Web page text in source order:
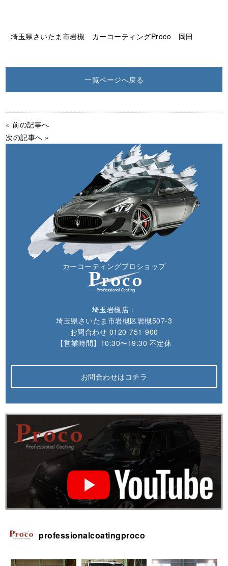
埼玉県さいたま市岩槻 カーコーティングProco 岡田
一覧ページへ戻る
« 前の記事へ
次の記事へ »
カーコーティングプロショップ
埼玉岩槻店：
埼玉県さいたま市岩槻区岩槻507-3
お問合わせ 0120-751-900
【営業時間】10:30〜19:30 不定休
お問合わせはコチラ
professionalcoatingproco